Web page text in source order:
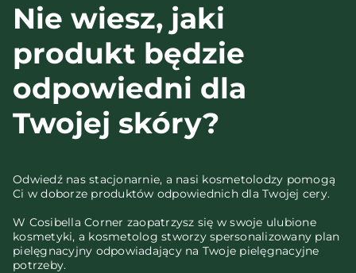
Nie wiesz, jaki
produkt będzie
odpowiedni dla
Twojej skóry?
Odwiedź nas stacjonarnie, a nasi kosmetolodzy pomogą
Ci w doborze produktów odpowiednich dla Twojej cery.
W Cosibella Corner zaopatrzysz się w swoje ulubione
kosmetyki, a kosmetolog stworzy spersonalizowany plan
pielęgnacyjny odpowiadający na Twoje pielęgnacyjne
potrzeby.